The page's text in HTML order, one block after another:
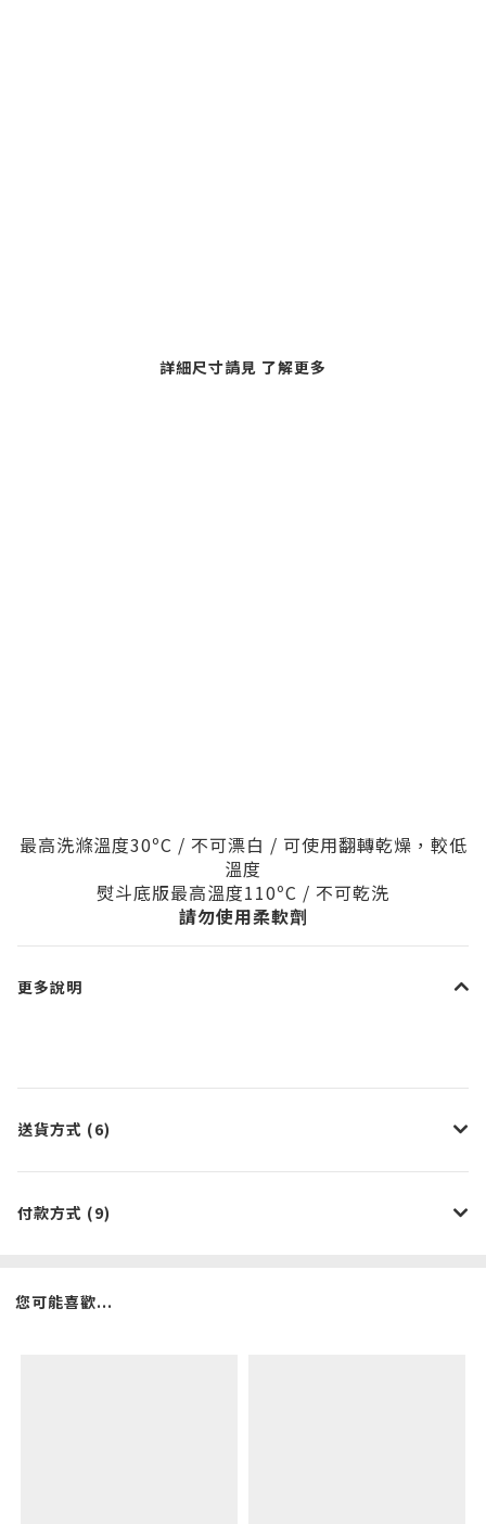
詳細尺寸請見 了解更多
最高洗滌溫度30ºC / 不可漂白 / 可使用翻轉乾燥，較低
溫度
熨斗底版最高溫度110ºC / 不可乾洗
請勿使用柔軟劑
更多說明
送貨方式 (6)
付款方式 (9)
您可能喜歡...